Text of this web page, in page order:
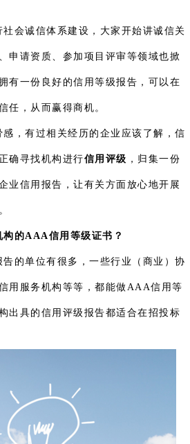
诚信体系建设，大家开始讲诚信关
申请资质、参加项目评审等领域也掀
有一份良好的信用等级报告，可以在
任，从而赢得商机。
有过相关经历的企业应该了解，信
确寻找机构进行信用评级 ，归集一份
业信用报告，让有关方面放心地开展
的AAA信用等级证书？
单位有很多，一些行业（商业）协
用服务机构等等，都能做AAA信用等
出具的信用评级报告都适合在招投标